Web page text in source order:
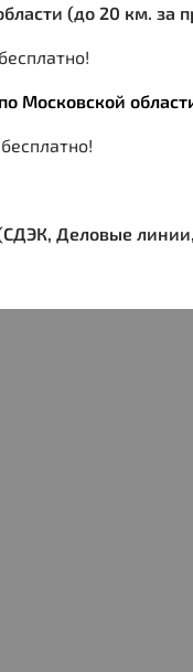
(до 20 км. за
Московской
Деловые